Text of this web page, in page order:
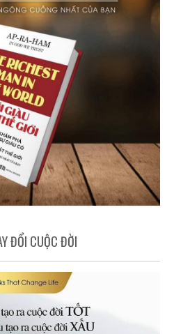
ĐỔI CUỘC ĐỜI